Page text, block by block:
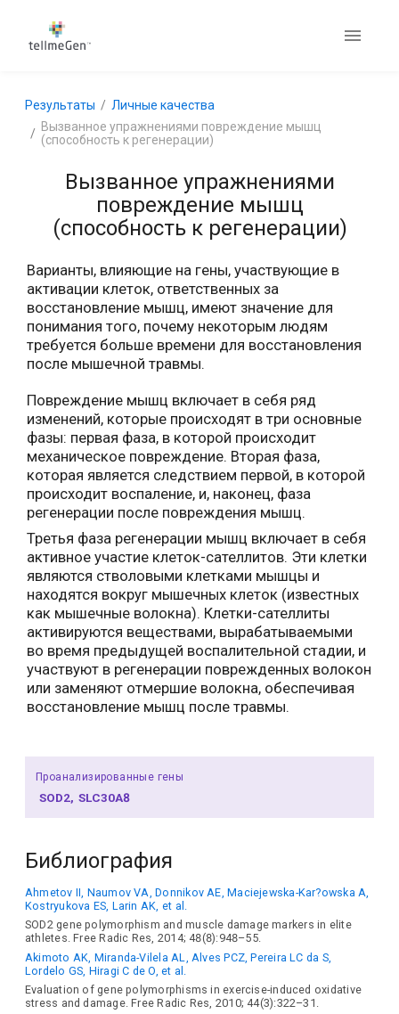
Результаты
Личные качества
Вызванное упражнениями повреждение мышц
(способность к регенерации)
Вызванное упражнениями
повреждение мышц
(способность к регенерации)
Варианты, влияющие на гены, участвующие в
активации клеток, ответственных за
восстановление мышц, имеют значение для
понимания того, почему некоторым людям
требуется больше времени для восстановления
после мышечной травмы.
Повреждение мышц включает в себя ряд
изменений, которые происходят в три основные
фазы: первая фаза, в которой происходит
механическое повреждение. Вторая фаза,
которая является следствием первой, в которой
происходит воспаление, и, наконец, фаза
регенерации после повреждения мышц.
Третья фаза регенерации мышц включает в себя
активное участие клеток-сателлитов. Эти клетки
являются стволовыми клетками мышцы и
находятся вокруг мышечных клеток (известных
как мышечные волокна). Клетки-сателлиты
активируются веществами, вырабатываемыми
во время предыдущей воспалительной стадии, и
участвуют в регенерации поврежденных волокон
или заменяют отмершие волокна, обеспечивая
восстановление мышц после травмы.
Проанализированные гены
SOD2 SLC30A8
Библиография
Ahmetov II, Naumov VA, Donnikov AE, Maciejewska-Kar?owska A,
Kostryukova ES, Larin AK, et al.
SOD2 gene polymorphism and muscle damage markers in elite
athletes. Free Radic Res, 2014; 48(8):948–55.
Akimoto AK, Miranda-Vilela AL, Alves PCZ, Pereira LC da S,
Lordelo GS, Hiragi C de O, et al.
Evaluation of gene polymorphisms in exercise-induced oxidative
stress and damage. Free Radic Res, 2010; 44(3):322–31.